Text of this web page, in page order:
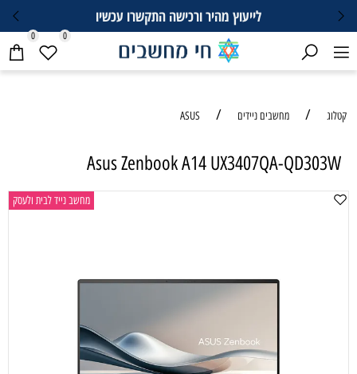
לייעוץ מהיר ורכישה התקשרו עכשיו
0 0
קטלוג / מחשבים ניידים /
ASUS
Asus Zenbook A14 UX3407QA-QD303W
מחשב נייד לבית ולעסק